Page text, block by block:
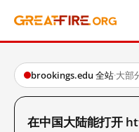
brookings.edu 全站·大部
在中国大陆能打开